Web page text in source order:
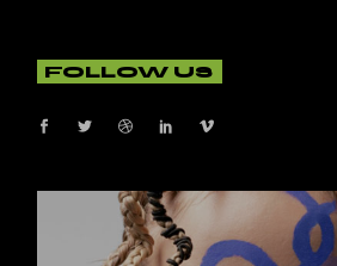
FOLLOW US